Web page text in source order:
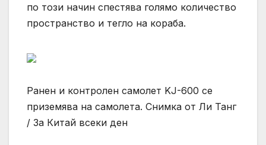
по този начин спестява голямо количество
пространство и тегло на кораба.
Ранен и контролен самолет KJ-600 се
приземява на самолета. Снимка от Ли Танг
/ За Китай всеки ден